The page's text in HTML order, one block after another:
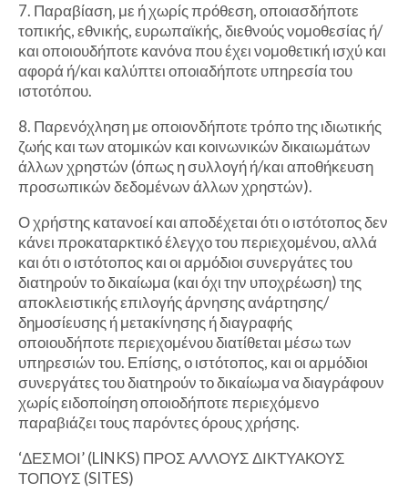
7. Παραβίαση, με ή χωρίς πρόθεση, οποιασδήποτε
τοπικής, εθνικής, ευρωπαϊκής, διεθνούς νομοθεσίας ή/
και οποιουδήποτε κανόνα που έχει νομοθετική ισχύ και
αφορά ή/και καλύπτει οποιαδήποτε υπηρεσία του
ιστοτόπου.
8. Παρενόχληση με οποιονδήποτε τρόπο της ιδιωτικής
ζωής και των ατομικών και κοινωνικών δικαιωμάτων
άλλων χρηστών (όπως η συλλογή ή/και αποθήκευση
προσωπικών δεδομένων άλλων χρηστών).
Ο χρήστης κατανοεί και αποδέχεται ότι ο ιστότοπος δεν
κάνει προκαταρκτικό έλεγχο του περιεχομένου, αλλά
και ότι ο ιστότοπος και οι αρμόδιοι συνεργάτες του
διατηρούν το δικαίωμα (και όχι την υποχρέωση) της
αποκλειστικής επιλογής άρνησης ανάρτησης/
δημοσίευσης ή μετακίνησης ή διαγραφής
οποιουδήποτε περιεχομένου διατίθεται μέσω των
υπηρεσιών του. Επίσης, ο ιστότοπος, και οι αρμόδιοι
συνεργάτες του διατηρούν το δικαίωμα να διαγράφουν
χωρίς ειδοποίηση οποιοδήποτε περιεχόμενο
παραβιάζει τους παρόντες όρους χρήσης.
‘ΔΕΣΜΟΙ’ (LINKS) ΠΡΟΣ ΑΛΛΟΥΣ ΔΙΚΤΥΑΚΟΥΣ
ΤΟΠΟΥΣ (SITES)